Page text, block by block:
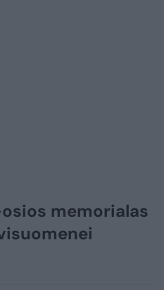
memorialas